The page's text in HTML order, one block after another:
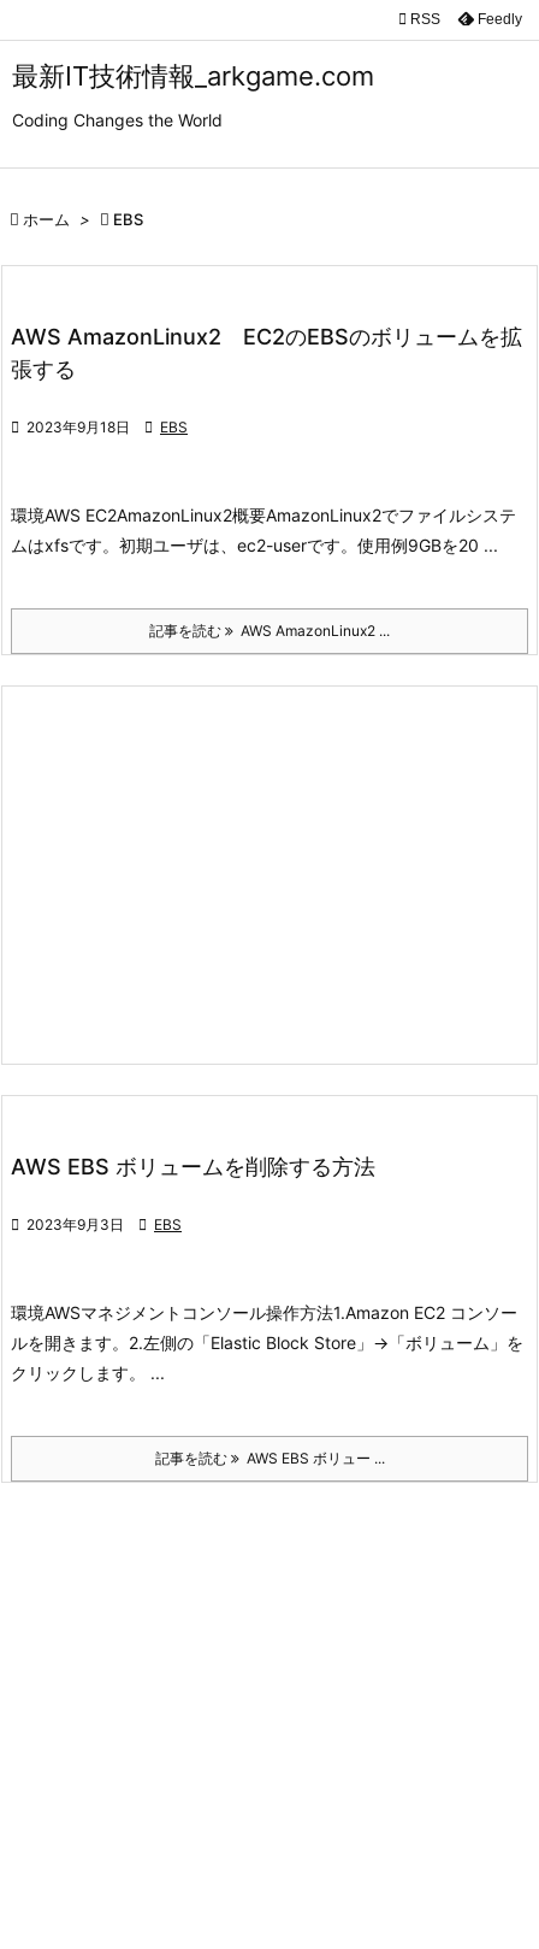
最新IT技術情報_arkgame.com
Coding Changes the World


検索
 RSS Feedly
 ホーム >  EBS
AWS AmazonLinux2 EC2のEBSのボリュームを拡
張する
 2023年9月18日  EBS
環境AWS EC2AmazonLinux2概要AmazonLinux2でファイルシステ
ムはxfsです。 初期ユーザは、ec2-userです。 使用例9GBを20 ...
記事を読む AWS AmazonLinux2 ...
AWS EBS ボリュームを削除する方法
 2023年9月3日  EBS
環境AWSマネジメントコンソール操作方法1.Amazon EC2 コンソー
ルを開きます。 2.左側の「Elastic Block Store」->「ボリューム」を
クリックします。 ...
記事を読む AWS EBS ボリュー ...